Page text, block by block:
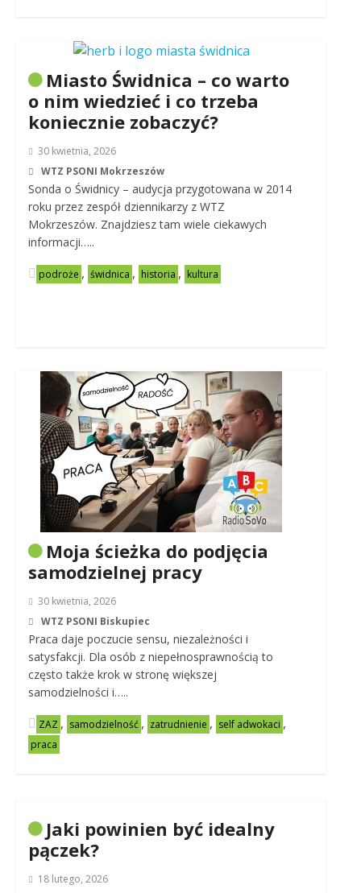
Miasto Świdnica – co warto
o nim wiedzieć i co trzeba
koniecznie zobaczyć?
30 kwietnia, 2026
WTZ PSONI Mokrzeszów
Sonda o Świdnicy – audycja przygotowana w 2014
roku przez zespół dziennikarzy z WTZ
Mokrzeszów. Znajdziesz tam wiele ciekawych
informacji…..
podroże , świdnica , historia , kultura
Moja ścieżka do podjęcia
samodzielnej pracy
30 kwietnia, 2026
WTZ PSONI Biskupiec
Praca daje poczucie sensu, niezależności i
satysfakcji. Dla osób z niepełnosprawnością to
często także krok w stronę większej
samodzielności i…..
ZAZ , samodzielność , zatrudnienie , self adwokaci ,
praca
Jaki powinien być idealny
pączek?
18 lutego, 2026